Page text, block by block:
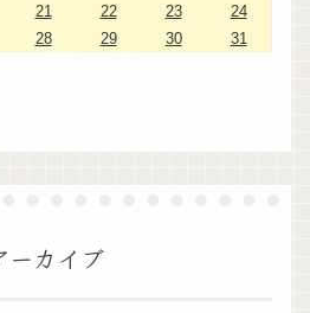
21 22 23
24
28 29 30 31
ーカイブ